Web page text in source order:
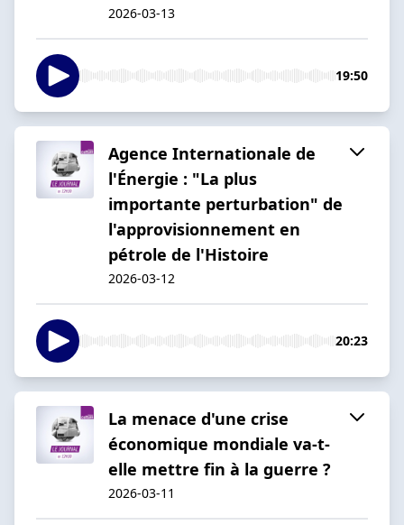
2026-03-13
19:50
Agence Internationale de
l'Énergie : "La plus
importante perturbation" de
l'approvisionnement en
pétrole de l'Histoire
2026-03-12
20:23
La menace d'une crise
économique mondiale va-t-
elle mettre fin à la guerre ?
2026-03-11